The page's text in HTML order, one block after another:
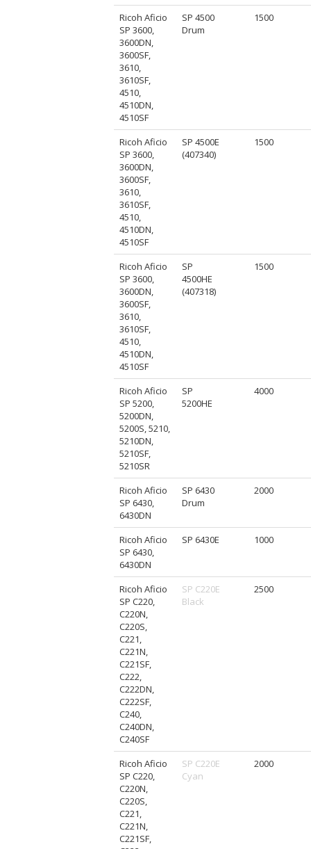
Ricoh Aficio
SP 3600,
3600DN,
3600SF,
3610,
3610SF,
4510,
4510DN,
4510SF
SP 4500
Drum
1500
Ricoh Aficio
SP 3600,
3600DN,
3600SF,
3610,
3610SF,
4510,
4510DN,
4510SF
SP 4500E
(407340)
1500
Ricoh Aficio
SP 3600,
3600DN,
3600SF,
3610,
3610SF,
4510,
4510DN,
4510SF
SP
4500HE
(407318)
1500
Ricoh Aficio
SP 5200,
5200DN,
5200S, 5210,
5210DN,
5210SF,
5210SR
SP
5200HE
4000
Ricoh Aficio
SP 6430,
6430DN
SP 6430
Drum
2000
Ricoh Aficio
SP 6430,
6430DN
SP 6430E 1000
Ricoh Aficio
SP C220,
C220N,
C220S,
C221,
C221N,
C221SF,
C222,
C222DN,
C222SF,
C240,
C240DN,
C240SF
SP C220E
Black
2500
Ricoh Aficio
SP C220,
C220N,
C220S,
C221,
C221N,
C221SF,
SP C220E
Cyan
2000